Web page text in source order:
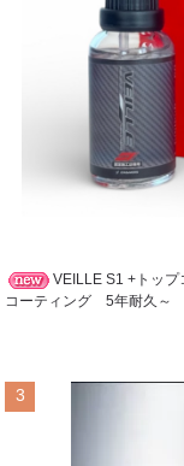
VEILLE S1 +トッ
コーティング 5年耐久～
3